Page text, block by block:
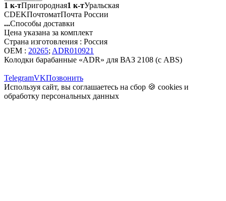
1 к-тПригородная1 к-тУральская
CDEKПочтоматПочта России
...Способы доставки
Цена указана за комплект
Страна изготовления : Россия
OEM : 20265; ADR010921
Колодки барабанные «ADR» для ВАЗ 2108 (с ABS)
TelegramVKПозвонить
Используя сайт, вы соглашаетесь на сбор 🍪 cookies и
обработку персональных данных